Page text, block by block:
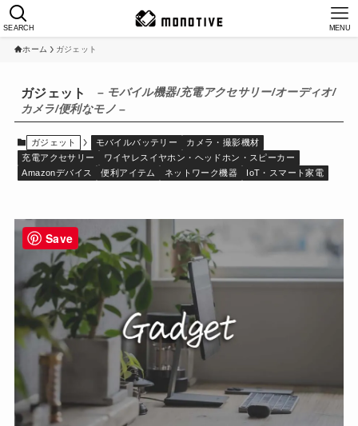
SEARCH MENU
ホーム ガジェット
ガジェット
– モバイル機器/充電アクセサリー/オーディオ/
カメラ/便利なモノ –
ガジェット モバイルバッテリー
カメラ・撮影機材
充電アクセサリー
ワイヤレスイヤホン・ヘッドホン・スピーカー
Amazonデバイス
便利アイテム ネットワーク機器 IoT・スマート家電
Save